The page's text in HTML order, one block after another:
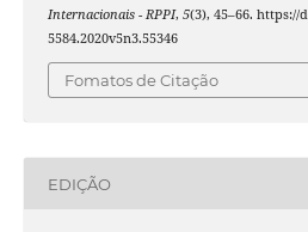
Internacionais - RPPI, 5(3), 45–66. https://
5584.2020v5n3.55346
Fomatos de Citação
EDIÇÃO